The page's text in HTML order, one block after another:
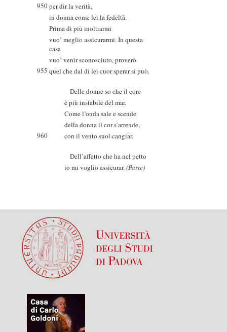
950per dir la verità,
in donna come lei la fedeltà.
Prima di più inoltrarmi
vuo’ meglio assicurarmi. In questa
casa
vuo’ venir sconosciuto, proverò
955 quel che dal di lei cuor sperar si può.
Delle donne so che il core
è più instabile del mar.
Come l’onda sale e scende
della donna il cor s’arrende,
960
con il vento suol cangiar.
Dell’affetto che ha nel petto
io mi voglio assicurar.(Parte)